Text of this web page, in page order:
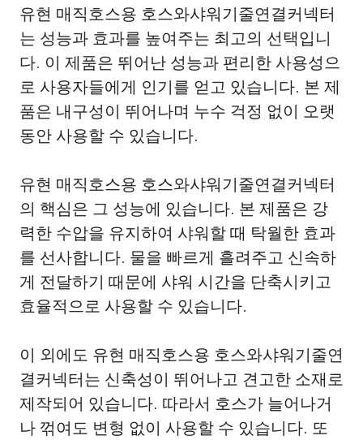
유현 매직호스용 호스와샤워기줄연결커넥터
는 성능과 효과를 높여주는 최고의 선택입니
다. 이 제품은 뛰어난 성능과 편리한 사용성으
로 사용자들에게 인기를 얻고 있습니다. 본 제
품은 내구성이 뛰어나며 누수 걱정 없이 오랫
동안 사용할 수 있습니다.
유현 매직호스용 호스와샤워기줄연결커넥터
의 핵심은 그 성능에 있습니다. 본 제품은 강
력한 수압을 유지하여 샤워할 때 탁월한 효과
를 선사합니다. 물을 빠르게 흘려주고 신속하
게 전달하기 때문에 샤워 시간을 단축시키고
효율적으로 사용할 수 있습니다.
이 외에도 유현 매직호스용 호스와샤워기줄연
결커넥터는 신축성이 뛰어나고 견고한 소재로
제작되어 있습니다. 따라서 호스가 늘어나거
나 꺾여도 변형 없이 사용할 수 있습니다. 또